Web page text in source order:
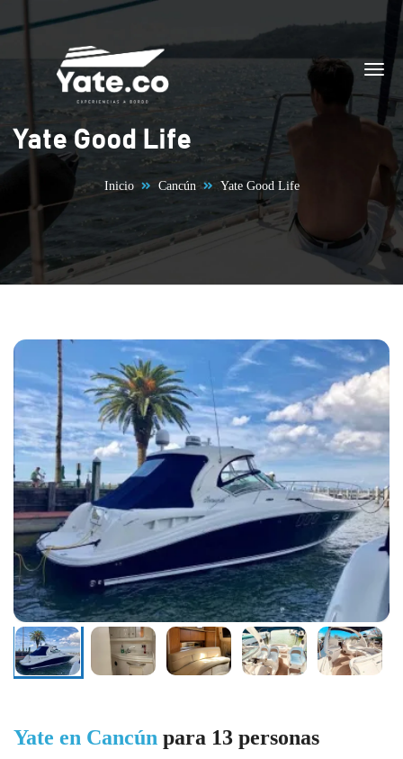
Saltar al contenido
Yate Good Life
Inicio Cancún Yate Good Life
Yate en Cancún para 13 personas